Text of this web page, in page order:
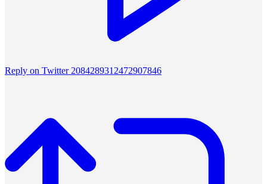
Reply on Twitter 2084289312472907846